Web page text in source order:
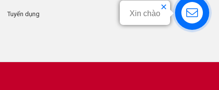
Tuyển dụng Xin chào